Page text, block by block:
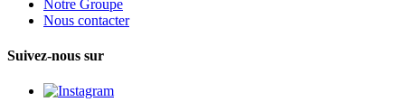
Notre Groupe
Nous contacter
Suivez-nous sur